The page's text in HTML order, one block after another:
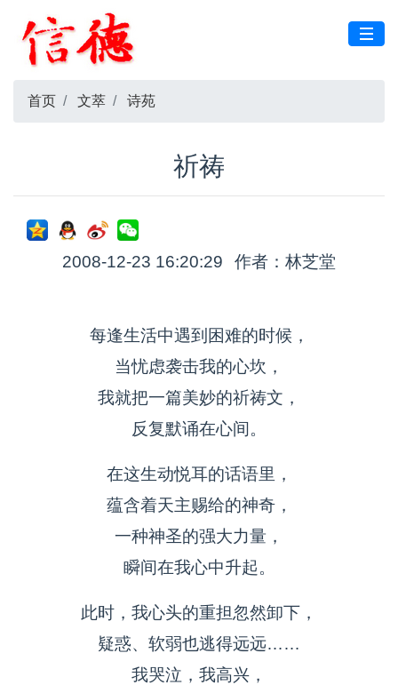
首页 文萃 诗苑
祈祷
2008-12-23 16:20:29 作者：林芝堂
每逢生活中遇到困难的时候，
当忧虑袭击我的心坎，
我就把一篇美妙的祈祷文，
反复默诵在心间。
在这生动悦耳的话语里，
蕴含着天主赐给的神奇，
一种神圣的强大力量，
瞬间在我心中升起。
此时，我心头的重担忽然卸下，
疑惑、软弱也逃得远远……
我哭泣，我高兴，